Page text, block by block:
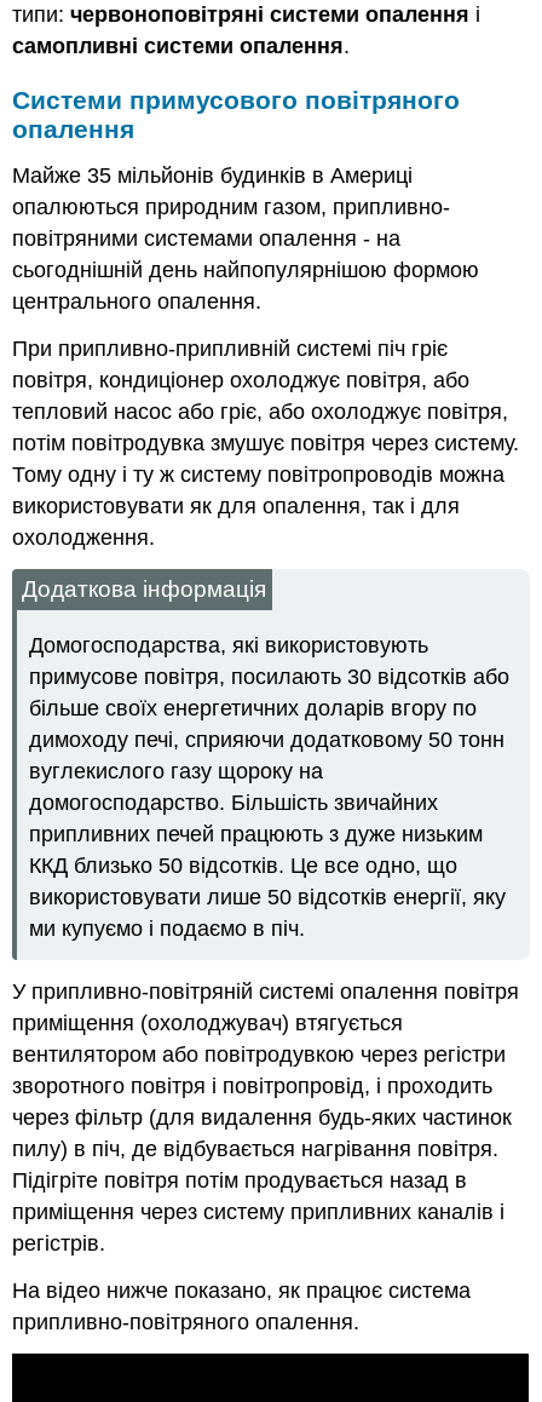
типи:червоноповітряні системи опалення і
самопливні системи опалення.
Системи примусового повітряного
опалення
Майже 35 мільйонів будинків в Америці
опалюються природним газом, припливно-
повітряними системами опалення - на
сьогоднішній день найпопулярнішою формою
центрального опалення.
При припливно-припливній системі піч гріє
повітря, кондиціонер охолоджує повітря, або
тепловий насос або гріє, або охолоджує повітря,
потім повітродувка змушує повітря через систему.
Тому одну і ту ж систему повітропроводів можна
використовувати як для опалення, так і для
охолодження.
Додаткова інформація
Домогосподарства, які використовують
примусове повітря, посилають 30 відсотків або
більше своїх енергетичних доларів вгору по
димоходу печі, сприяючи додатковому 50 тонн
вуглекислого газу щороку на
домогосподарство. Більшість звичайних
припливних печей працюють з дуже низьким
ККД близько 50 відсотків. Це все одно, що
використовувати лише 50 відсотків енергії, яку
ми купуємо і подаємо в піч.
У припливно-повітряній системі опалення повітря
приміщення (охолоджувач) втягується
вентилятором або повітродувкою через регістри
зворотного повітря і повітропровід, і проходить
через фільтр (для видалення будь-яких частинок
пилу) в піч, де відбувається нагрівання повітря.
Підігріте повітря потім продувається назад в
приміщення через систему припливних каналів і
регістрів.
На відео нижче показано, як працює система
припливно-повітряного опалення.